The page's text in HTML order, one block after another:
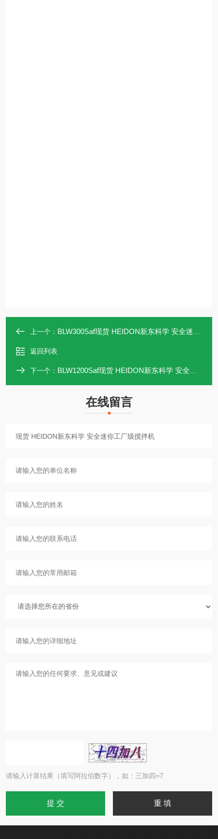
上一个： BLW300Saf现货 HEIDON新东科学 安全迷你工厂级搅拌机
返回列表
下一个： BLW1200Saf现货 HEIDON新东科学 安全迷你工厂级搅拌机
在线留言
请输入计算结果（填写阿拉伯数字），如：三加四=7